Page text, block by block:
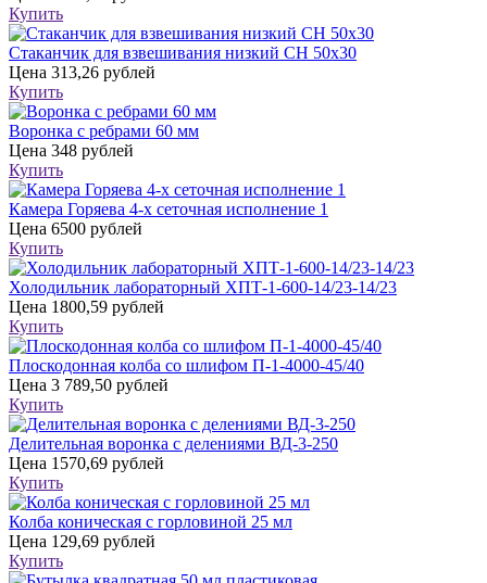
Купить
Стаканчик для взвешивания низкий СН 50х30
Цена 313,26 рублей
Купить
Воронка с ребрами 60 мм
Цена 348 рублей
Купить
Камера Горяева 4-х сеточная исполнение 1
Цена 6500 рублей
Купить
Холодильник лабораторный ХПТ-1-600-14/23-14/23
Цена 1800,59 рублей
Купить
Плоскодонная колба со шлифом П-1-4000-45/40
Цена 3 789,50 рублей
Купить
Делительная воронка с делениями ВД-3-250
Цена 1570,69 рублей
Купить
Колба коническая с горловиной 25 мл
Цена 129,69 рублей
Купить